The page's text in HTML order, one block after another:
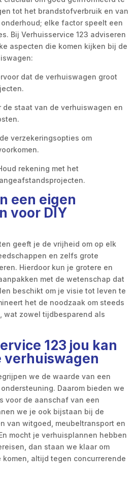
tot het brandstofverbruik en van
elke factor speelt een
Bij Verhuisservice 123 adviseren
aspecten die komen kijken bij de
dat de verhuiswagen groot
de staat van de verhuiswagen en
verzekeringsopties om
rekening met het
een eigen
voor DIY
geeft je de vrijheid om op elk
en zelfs grote
Hierdoor kun je grotere en
met de wetenschap dat
beschikt om je visie tot leven te
het de noodzaak om steeds
wat zowel tijdbesparend als
123 jou kan
verhuiswagen
we de waarde van een
Daarom bieden we
voor de aanschaf van een
we je ook bijstaan bij de
van witgoed, meubeltransport en
mocht je verhuisplannen hebben
dan staan we klaar om
altijd tegen concurrerende